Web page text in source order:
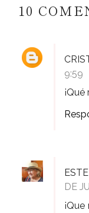
10
9:59
DE